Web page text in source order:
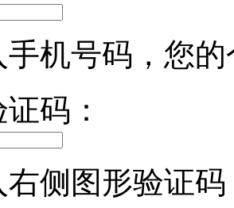
手机号码，您
码：
侧图形验证码